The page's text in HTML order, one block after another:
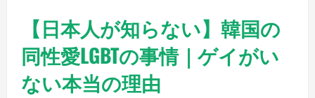
【日本人が知らない】韓国の
同性愛LGBTの事情｜ゲイがい
ない本当の理由